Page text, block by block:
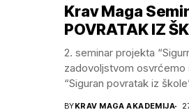
Krav Maga
POVRATAK IZ
2.⁠ ⁠seminar projekta
zadovoljstvom osvrćemo
“Siguran povratak iz
BYKRAV MAGA AKADEMIJA